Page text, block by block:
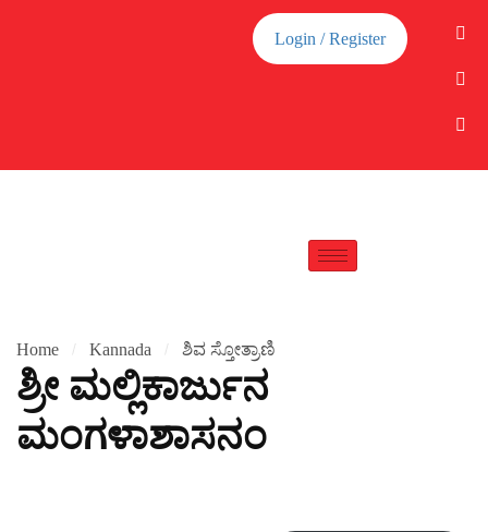
Login / Register
Home Kannada ಶಿವ ಸ್ತೋತ್ರಾಣಿ
ಶ್ರೀ ಮಲ್ಲಿಕಾರ್ಜುನ
ಮಂಗಳಾಶಾಸನಂ